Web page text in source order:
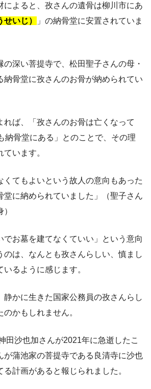
によると、孜さんの遺骨は柳川市にあ
せいじ）
」の納骨堂に安置されていま
の深い菩提寺で、松田聖子さんの母・
納骨堂に孜さんのお骨が納められてい
れば、「孜さんのお骨は亡くなって
納骨堂にある」とのことで、その理
います。
くてもよいという故人の意向もあった
堂に納められていました」（聖子さん
でお墓を建てなくていい」という意向
のは、なんとも孜さんらしい、慎まし
るように感じます。
静かに生きた国家公務員の孜さんらし
かもしれません。
田沙也加さんが2021年に急逝したこ
が蒲池家の菩提寺である良清寺に沙也
計画があると報じられました。